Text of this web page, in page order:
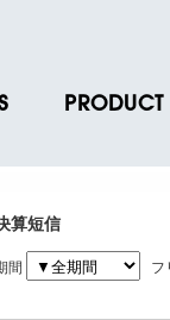
PRODUCT
ノベルティグッ
お取引先様 会員
算短信
間 フ